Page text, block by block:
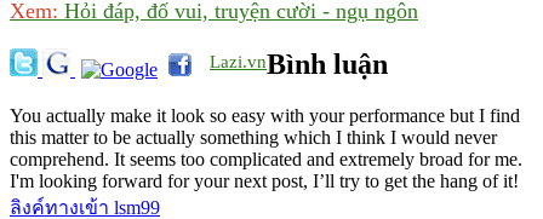
Xem: Hỏi đáp, đố vui, truyện cười - ngụ ngôn
Lazi.vnBình luận
You actually make it look so easy with your performance but I find
this matter to be actually something which I think I would never
comprehend. It seems too complicated and extremely broad for me.
I'm looking forward for your next post, I’ll try to get the hang of it!
ลิงค์ทางเข้า lsm99